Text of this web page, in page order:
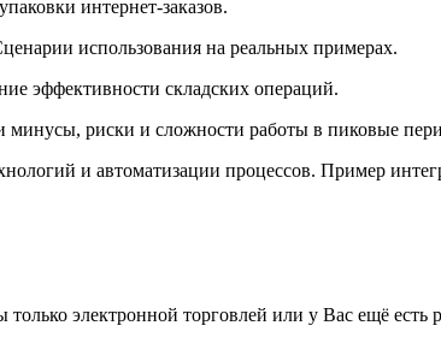
интернет-заказов.
использования на реальных примерах.
эффективности складских операций.
минусы, риски и сложности работы в пиковые
и автоматизации процессов. Пример
электронной торговлей или у Вас ещё